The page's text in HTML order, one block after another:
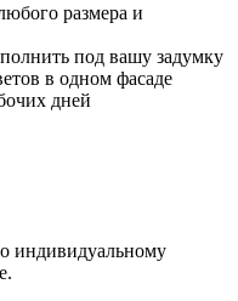
размера и
под вашу задумку
в одном фасаде
дней
индивидуальному